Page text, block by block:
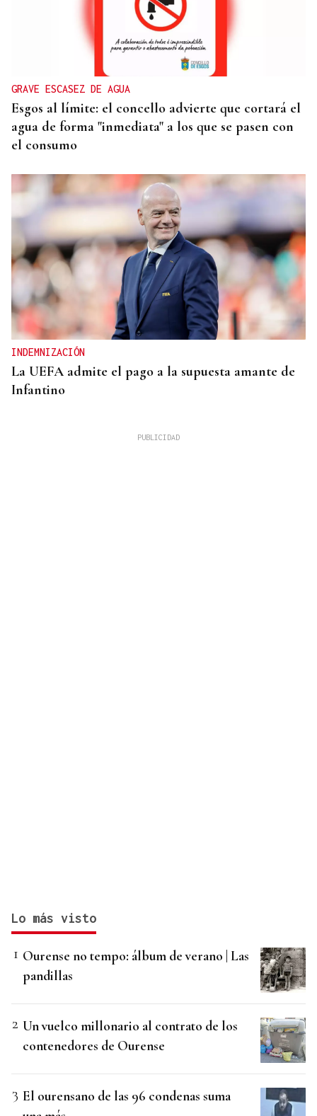
GRAVE ESCASEZ DE AGUA
Esgos al límite: el concello advierte que cortará el
agua de forma "inmediata" a los que se pasen con
el consumo
INDEMNIZACIÓN
La UEFA admite el pago a la supuesta amante de
Infantino
Lo más visto
Ourense no tempo: álbum de verano | Las
pandillas
Un vuelco millonario al contrato de los
contenedores de Ourense
El ourensano de las 96 condenas suma